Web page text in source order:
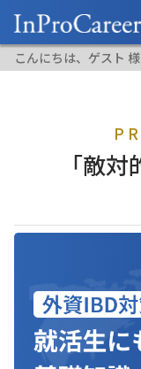
こんにちは、ゲスト 様
「敵